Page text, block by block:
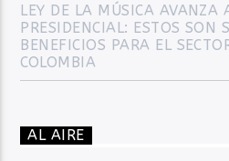
LEY DE LA MÚSICA AVANZA
PRESIDENCIAL: ESTOS SON
BENEFICIOS PARA EL
COLOMBIA
AL AIRE